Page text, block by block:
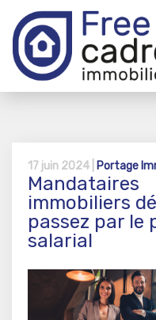
17 juin 2024 | Portage
Mandataires
immobiliers
passez par le
salarial